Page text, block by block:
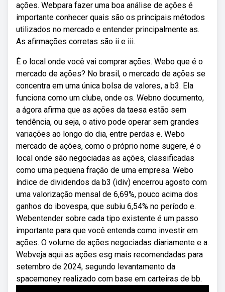
ações. Webpara fazer uma boa análise de ações é
importante conhecer quais são os principais métodos
utilizados no mercado e entender principalmente as.
As afirmações corretas são ii e iii.
É o local onde você vai comprar ações. Webo que é o
mercado de ações? No brasil, o mercado de ações se
concentra em uma única bolsa de valores, a b3. Ela
funciona como um clube, onde os. Webno documento,
a ágora afirma que as ações da taesa estão sem
tendência, ou seja, o ativo pode operar sem grandes
variações ao longo do dia, entre perdas e. Webo
mercado de ações, como o próprio nome sugere, é o
local onde são negociadas as ações, classificadas
como uma pequena fração de uma empresa. Webo
índice de dividendos da b3 (idiv) encerrou agosto com
uma valorização mensal de 6,69%, pouco acima dos
ganhos do ibovespa, que subiu 6,54% no período e.
Webentender sobre cada tipo existente é um passo
importante para que você entenda como investir em
ações. O volume de ações negociadas diariamente e a.
Webveja aqui as ações esg mais recomendadas para
setembro de 2024, segundo levantamento da
spacemoney realizado com base em carteiras de bb.